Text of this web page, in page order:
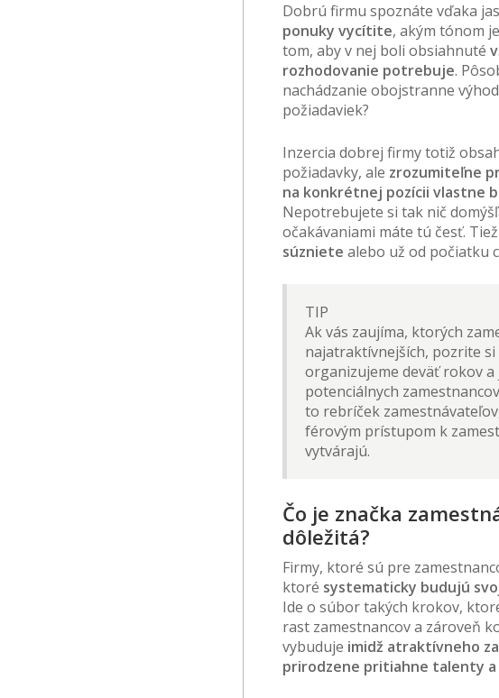
Dobrú firmu spoznáte vďaka
ponuky vycítite, akým tónom
tom, aby v nej boli obsiahnuté
rozhodovanie potrebuje.
nachádzanie obojstranne
požiadaviek?
Inzercia dobrej firmy totiž
požiadavky, ale zrozumiteľne
na konkrétnej pozícii vlastne
Nepotrebujete si tak nič
očakávaniami máte tú česť.
súzniete alebo už od počiatku
TIP
Ak vás zaujíma, ktorých
najatraktívnejších, pozrite si
organizujeme deväť rokov
potenciálnych
to rebríček
férovým prístupom k
vytvárajú.
Čo je značka
dôležitá?
Firmy, ktoré sú pre
ktoré systematicky budujú
Ide o súbor takých krokov,
rast zamestnancov a zároveň
vybuduje imidž atraktívneho
prirodzene pritiahne talenty